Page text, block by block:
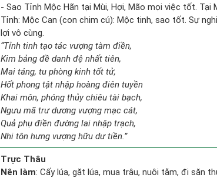
- Sao Tỉnh Mộc Hãn tại Mùi, Hợi, Mão mọi việc tốt. Tại
Tỉnh: Mộc Can (con chim cú): Mộc tinh, sao tốt. Sự
lợi vô cùng.
“Tỉnh tinh tạo tác vượng tàm điền,
Kim bảng đề danh đệ nhất tiên,
Mai táng, tu phòng kinh tốt tử,
Hốt phong tật nhập hoàng điên tuyền
Khai môn, phóng thủy chiêu tài bạch,
Ngưu mã trư dương vượng mạc cát,
Quả phụ điền đường lai nhập trạch,
Nhi tôn hưng vượng hữu dư tiền.”
Trực Thâu
Nên làm: Cấy lúa, gặt lúa, mua trâu, nuôi tằm, đi săn